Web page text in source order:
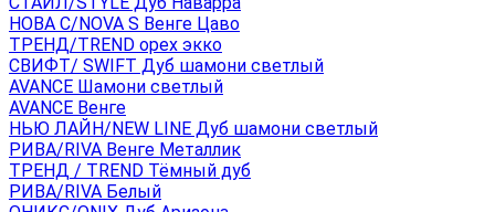
НОВА С/NOVA S Венге Цаво
ТРЕНД/TREND орех экко
СВИФТ/ SWIFT Дуб шамони светлый
AVANCE Шамони светлый
AVANCE Венге
НЬЮ ЛАЙН/NEW LINE Дуб шамони светлый
РИВА/RIVA Венге Металлик
TРЕНД / TREND Тёмный дуб
РИВА/RIVA Белый